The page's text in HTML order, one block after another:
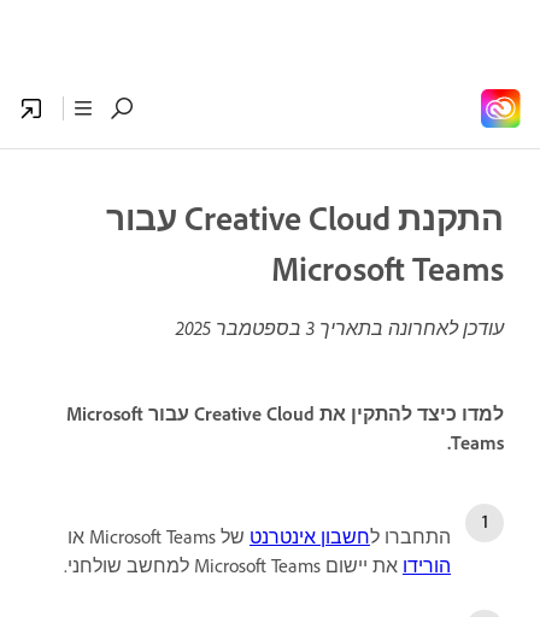
התקנת Creative Cloud עבור
Microsoft Teams
עודכן לאחרונה בתאריך 3 בספטמבר 2025
למדו כיצד להתקין את Creative Cloud עבור Microsoft
Teams.
התחברו לחשבון אינטרנט של Microsoft Teams או
הורידו את יישום Microsoft Teams למחשב שולחני.